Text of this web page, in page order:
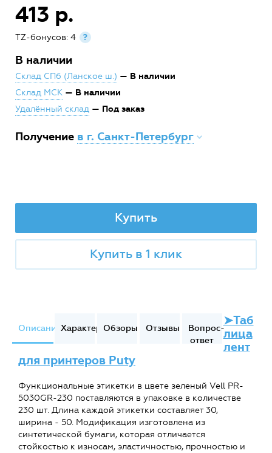
413 р.
TZ-бонусов: 4 ?
В наличии
Склад СПб (Ланское ш.) — В наличии
Склад МСК — В наличии
Удалённый склад — Под заказ
Получение в г. Санкт-Петербург
Купить
Купить в 1 клик
ОписаниеХарактеристики
Обзоры Отзывы
Вопрос-
ответ
➤Таб
лица
лент
для принтеров Puty
Функциональные этикетки в цвете зеленый Vell PR-
5030GR-230 поставляются в упаковке в количестве
230 шт. Длина каждой этикетки составляет 30,
ширина - 50. Модификация изготовлена из
синтетической бумаги, которая отличается
стойкостью к износам, эластичностью, прочностью и